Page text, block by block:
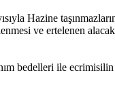
Hazine
ve ertelenen
bedelleri ile